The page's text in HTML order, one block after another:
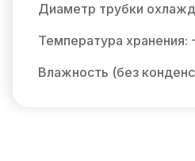
Диаметр трубки
Температура хранения:
Влажность (без